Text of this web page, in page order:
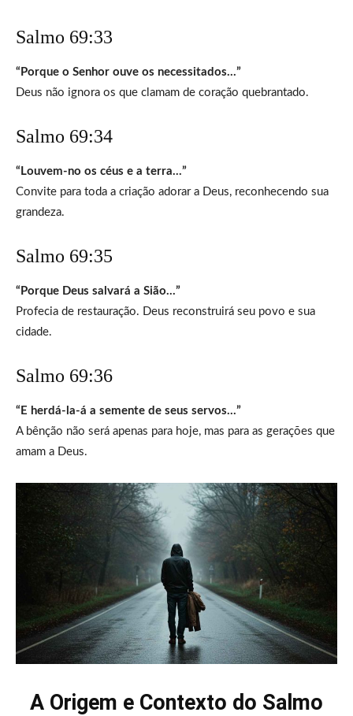
Salmo 69:33
“Porque o Senhor ouve os necessitados…”
Deus não ignora os que clamam de coração quebrantado.
Salmo 69:34
“Louvem-no os céus e a terra…”
Convite para toda a criação adorar a Deus, reconhecendo sua
grandeza.
Salmo 69:35
“Porque Deus salvará a Sião…”
Profecia de restauração. Deus reconstruirá seu povo e sua
cidade.
Salmo 69:36
“E herdá-la-á a semente de seus servos…”
A bênção não será apenas para hoje, mas para as gerações que
amam a Deus.
A Origem e Contexto do Salmo